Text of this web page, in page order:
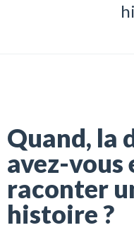
Quand, la
avez-vous
raconter
histoire ?